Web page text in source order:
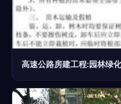
高速公路房建工程:园林绿